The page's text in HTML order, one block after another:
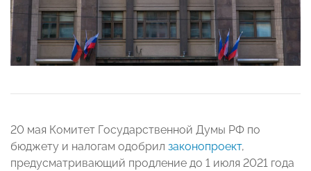
20 мая Комитет Государственной Думы РФ по
бюджету и налогам одобрил законопроект,
предусматривающий продление до 1 июля 2021 года